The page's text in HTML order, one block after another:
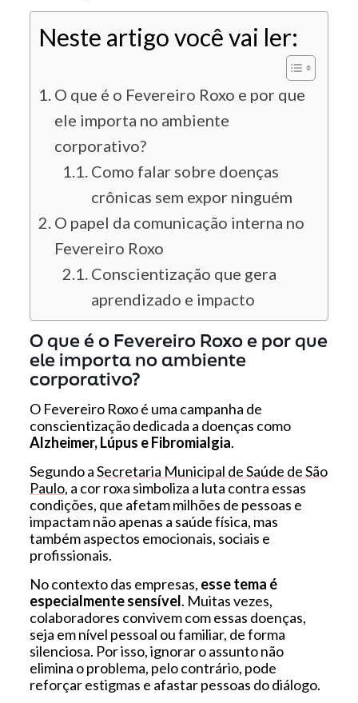
Neste artigo você vai ler:
O que é o Fevereiro Roxo e por que
ele importa no ambiente
corporativo?
Como falar sobre doenças
crônicas sem expor ninguém
O papel da comunicação interna no
Fevereiro Roxo
Conscientização que gera
aprendizado e impacto
O que é o Fevereiro Roxo e por que
ele importa no ambiente
corporativo?
O Fevereiro Roxo é uma campanha de
conscientização dedicada a doenças como
Alzheimer, Lúpus e Fibromialgia.
Segundo aSecretaria Municipal de Saúde de São
Paulo, a cor roxa simboliza a luta contra essas
condições, que afetam milhões de pessoas e
impactam não apenas a saúde física, mas
também aspectos emocionais, sociais e
profissionais.
No contexto das empresas, esse tema é
especialmente sensível. Muitas vezes,
colaboradores convivem com essas doenças,
seja em nível pessoal ou familiar, de forma
silenciosa. Por isso, ignorar o assunto não
elimina o problema, pelo contrário, pode
reforçar estigmas e afastar pessoas do diálogo.